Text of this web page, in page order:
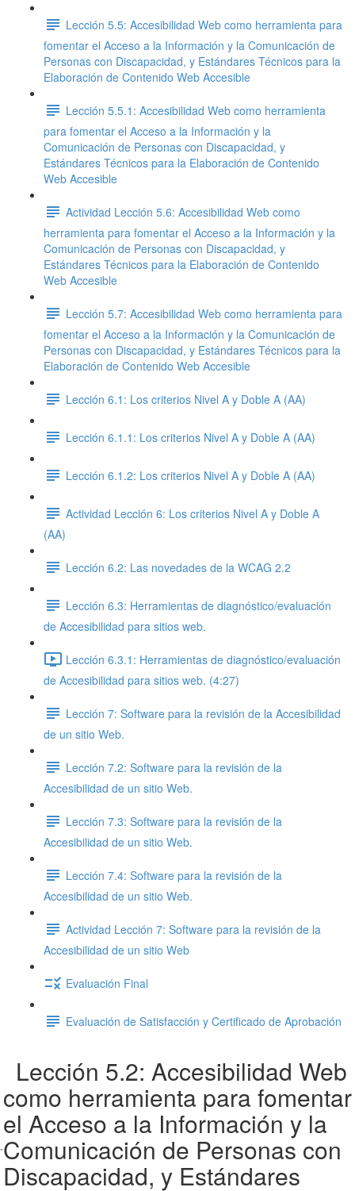
Lección 5.5: Accesibilidad Web como herramienta para
fomentar el Acceso a la Información y la Comunicación de
Personas con Discapacidad, y Estándares Técnicos para la
Elaboración de Contenido Web Accesible
Lección 5.5.1: Accesibilidad Web como herramienta
para fomentar el Acceso a la Información y la
Comunicación de Personas con Discapacidad, y
Estándares Técnicos para la Elaboración de Contenido
Web Accesible
Actividad Lección 5.6: Accesibilidad Web como
herramienta para fomentar el Acceso a la Información y la
Comunicación de Personas con Discapacidad, y
Estándares Técnicos para la Elaboración de Contenido
Web Accesible
Lección 5.7: Accesibilidad Web como herramienta para
fomentar el Acceso a la Información y la Comunicación de
Personas con Discapacidad, y Estándares Técnicos para la
Elaboración de Contenido Web Accesible
Lección 6.1: Los criterios Nivel A y Doble A (AA)
Lección 6.1.1: Los criterios Nivel A y Doble A (AA)
Lección 6.1.2: Los criterios Nivel A y Doble A (AA)
Actividad Lección 6: Los criterios Nivel A y Doble A
(AA)
Lección 6.2: Las novedades de la WCAG 2.2
Lección 6.3: Herramientas de diagnóstico/evaluación
de Accesibilidad para sitios web.
Lección 6.3.1: Herramientas de diagnóstico/evaluación
de Accesibilidad para sitios web. (4:27)
Lección 7: Software para la revisión de la Accesibilidad
de un sitio Web.
Lección 7.2: Software para la revisión de la
Accesibilidad de un sitio Web.
Lección 7.3: Software para la revisión de la
Accesibilidad de un sitio Web.
Lección 7.4: Software para la revisión de la
Accesibilidad de un sitio Web.
Actividad Lección 7: Software para la revisión de la
Accesibilidad de un sitio Web
Evaluación Final
Evaluación de Satisfacción y Certificado de Aprobación
Lección 5.2: Accesibilidad Web
como herramienta para fomentar
el Acceso a la Información y la
Comunicación de Personas con
Discapacidad, y Estándares